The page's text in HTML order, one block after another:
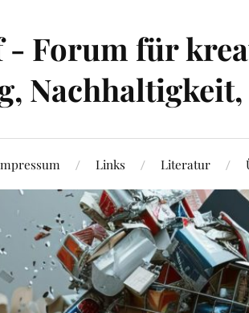
- Forum für
Links Literatur